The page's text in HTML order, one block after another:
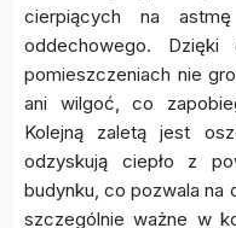
cierpiących na
oddechowego. Dzięki
pomieszczeniach nie
ani wilgoć, co
Kolejną zaletą jest
odzyskują ciepło z
budynku, co pozwala na
szczególnie ważne w